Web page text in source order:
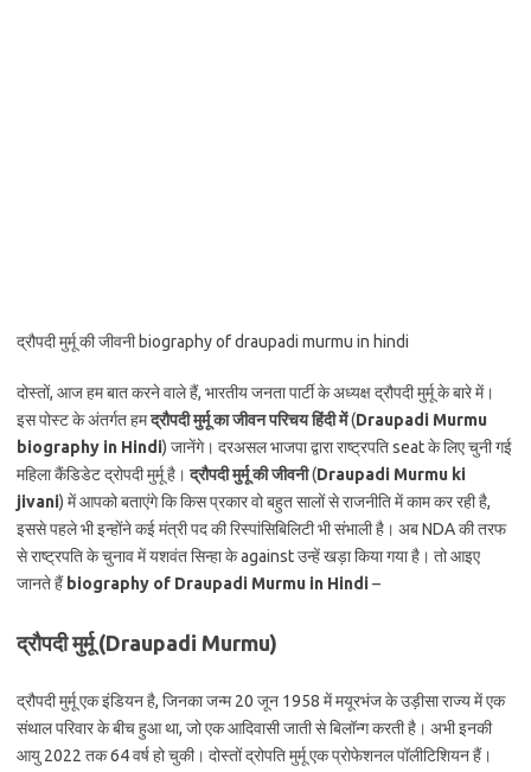
द्रौपदी मुर्मू की जीवनी biography of draupadi murmu in hindi
दोस्तों, आज हम बात करने वाले हैं, भारतीय जनता पार्टी के अध्यक्ष द्रौपदी मुर्मू के बारे में।
इस पोस्ट के अंतर्गत हमद्रौपदी मुर्मू का जीवन परिचय हिंदी में(Draupadi Murmu
biography in Hindi) जानेंगे। दरअसल भाजपा द्वारा राष्ट्रपति seat के लिए चुनी गई
महिला कैंडिडेट द्रोपदी मुर्मू है।द्रौपदी मुर्मू की जीवनी(Draupadi Murmu ki
jivani) में आपको बताएंगे कि किस प्रकार वो बहुत सालों से राजनीति में काम कर रही है,
इससे पहले भी इन्होंने कई मंत्री पद की रिस्पांसिबिलिटी भी संभाली है। अब NDA की तरफ
से राष्ट्रपति के चुनाव में यशवंत सिन्हा के against उन्हें खड़ा किया गया है। तो आइए
जानते हैं biography of Draupadi Murmu in Hindi–
द्रौपदी मुर्मू (Draupadi Murmu)
द्रौपदी मुर्मू एक इंडियन है, जिनका जन्म 20 जून 1958 में मयूरभंज के उड़ीसा राज्य में एक
संथाल परिवार के बीच हुआ था, जो एक आदिवासी जाती से बिलॉन्ग करती है। अभी इनकी
आयु 2022 तक 64 वर्ष हो चुकी। दोस्तों द्रोपति मुर्मू एक प्रोफेशनल पॉलीटिशियन हैं।